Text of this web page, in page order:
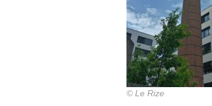
© Le Rize